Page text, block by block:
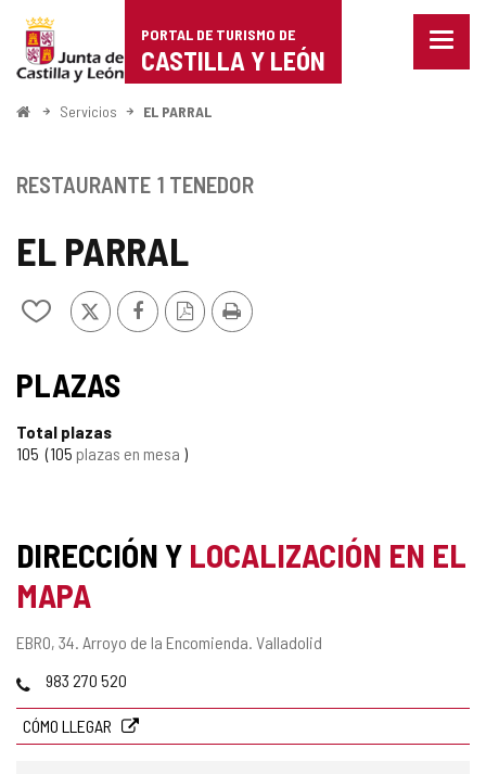
Portal
de
Turismo
Castilla
León
PORTAL DE TURISMO DE
CASTILLA Y LEÓN
Menu
InicioServicios EL PARRAL
EL PARRAL
Añadir/quitar
cuadernos
X FacebookVersión
PDF
Imprimir
RESTAURANTE 1 TENEDOR
PLAZAS
Total plazas
105
105 plazas en mesa
DIRECCIÓN Y LOCALIZACIÓN EN EL
MAPA
Dirección
EBRO, 34. Arroyo de la Encomienda. Valladolid
Teléfonos
983 270 520
CÓMO LLEGAR